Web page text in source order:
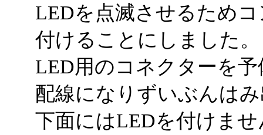
LEDを点滅させるため
付けることにしました。
LED用のコネクターを
配線になりずいぶんは
下面にはLEDを付けま